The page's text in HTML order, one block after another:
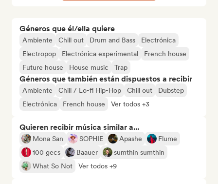
Géneros que él/ella quiere
Ambiente Chill out Drum and Bass
Electrónica
Electropop
Electrónica experimental
French house
Future house
House music Trap
Géneros que también están dispuestos a recibir
Ambiente Chill / Lo-fi Hip-Hop Chill out
Dubstep
Electrónica
French house Ver todos +3
Quieren recibir música similar a...
Mona San SOPHIE Apashe
Flume
100 gecs
Baauer
sumthin sumthin
What So Not
Ver todos +9